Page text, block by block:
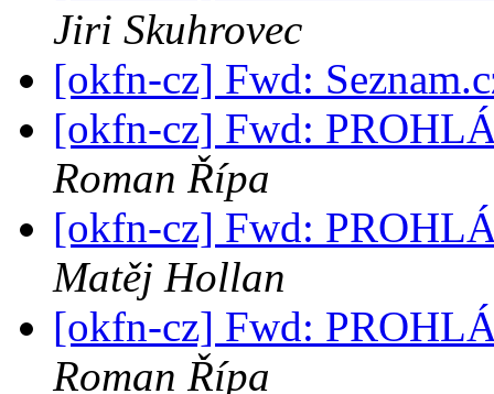
Jiri Skuhrovec
[okfn-cz] Fwd:
[okfn-cz] Fwd:
Roman Řípa
[okfn-cz] Fwd:
Matěj Hollan
[okfn-cz] Fwd:
Roman Řípa